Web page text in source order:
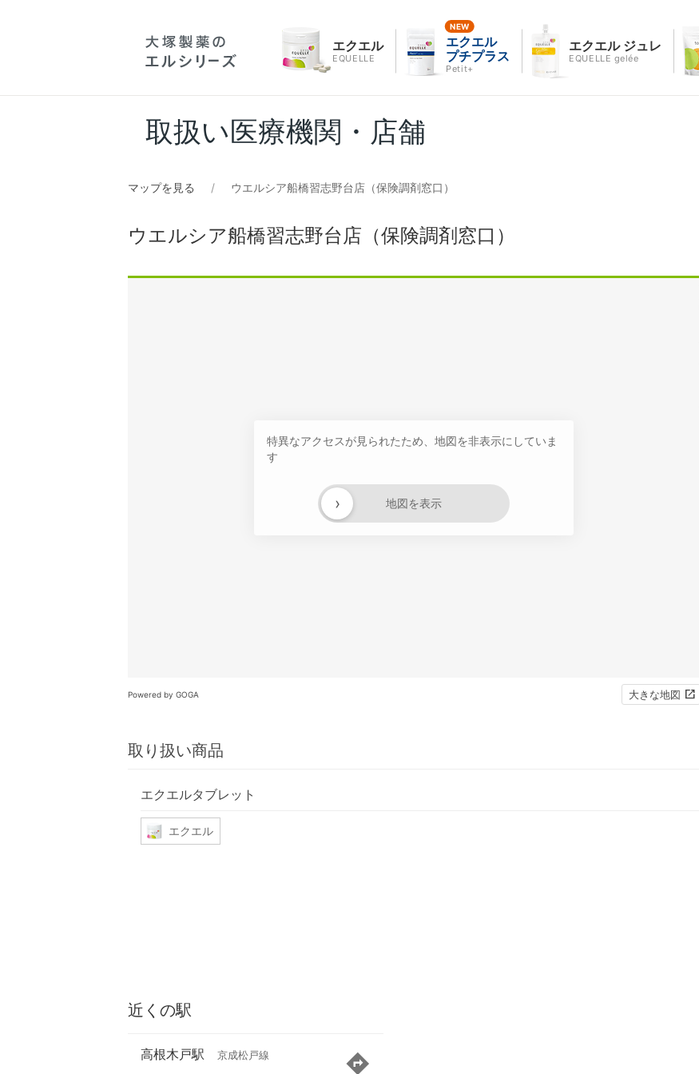
エクエル
EQUELLE
エクエル
プチプラス
Petit+
エクエル ジュレ
EQUELLE gelée
取扱い医療機関・店舗
マップを見る ウエルシア船橋習志野台店（保険調剤窓口）
ウエルシア船橋習志野台店（保険調剤窓口）
特異なアクセスが見られたため、地図を非表示にしていま
す
地図を表示
›
Powered by GOGA 大きな地図
取り扱い商品
エクエルタブレット
エクエル
近くの駅
高根木戸駅 京成松戸線